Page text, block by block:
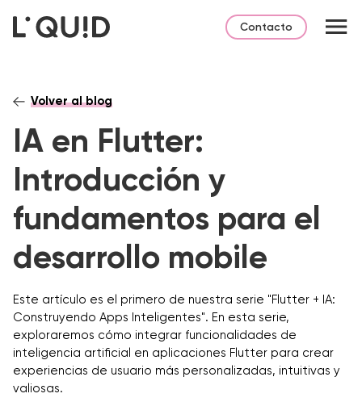
Contacto
Volver al blog
IA en Flutter:
Introducción y
fundamentos para el
desarrollo mobile
Este artículo es el primero de nuestra serie "Flutter + IA:
Construyendo Apps Inteligentes". En esta serie,
exploraremos cómo integrar funcionalidades de
inteligencia artificial en aplicaciones Flutter para crear
experiencias de usuario más personalizadas, intuitivas y
valiosas.